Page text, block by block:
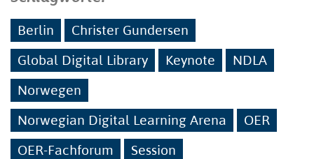
Berlin
Christer Gundersen
Global Digital Library
Keynote
NDLA
Norwegen
Norwegian Digital Learning Arena
OER
OER-Fachforum
Session